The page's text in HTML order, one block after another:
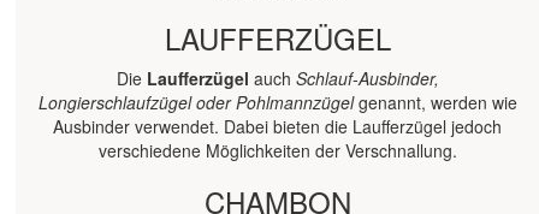
LAUFFERZÜGEL
Die Laufferzügel auch Schlauf-Ausbinder,
Longierschlaufzügel oder Pohlmannzügelgenannt, werden wie
Ausbinder verwendet. Dabei bieten die Laufferzügel jedoch
verschiedene Möglichkeiten der Verschnallung.
CHAMBON